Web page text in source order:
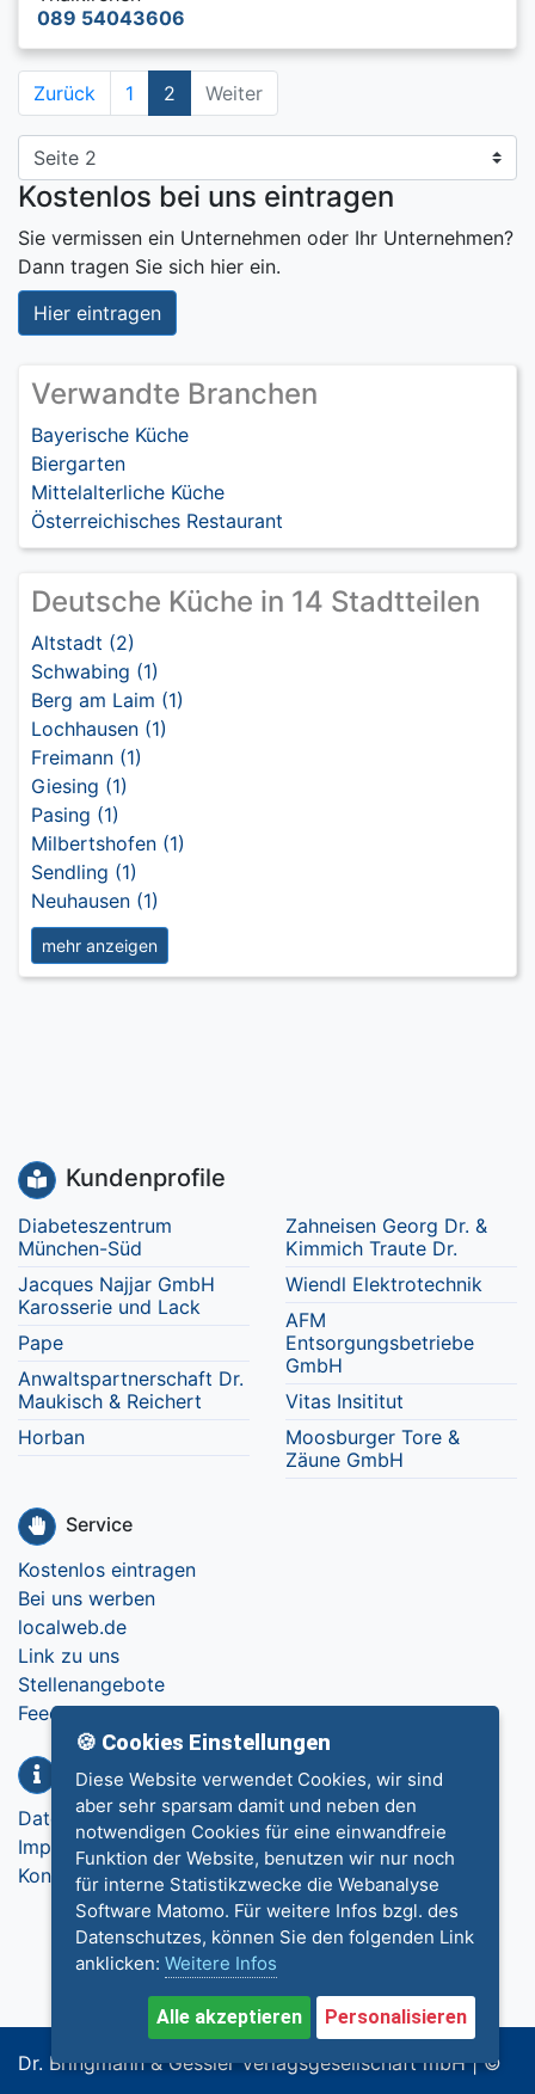
089 54043606
Zurück 1 2 Weiter
Kostenlos bei uns eintragen
Sie vermissen ein Unternehmen oder Ihr Unternehmen?
Dann tragen Sie sich hier ein.
Hier eintragen
Verwandte Branchen
Bayerische Küche
Biergarten
Mittelalterliche Küche
Österreichisches Restaurant
Deutsche Küche in 14 Stadtteilen
Altstadt (2)
Schwabing (1)
Berg am Laim (1)
Lochhausen (1)
Freimann (1)
Giesing (1)
Pasing (1)
Milbertshofen (1)
Sendling (1)
Neuhausen (1)
mehr anzeigen
Kundenprofile
Diabeteszentrum
München-Süd
Jacques Najjar GmbH
Karosserie und Lack
Pape
Anwaltspartnerschaft Dr.
Maukisch & Reichert
Horban
Zahneisen Georg Dr. &
Kimmich Traute Dr.
Wiendl Elektrotechnik
AFM
Entsorgungsbetriebe
GmbH
Vitas Insititut
Moosburger Tore &
Zäune GmbH
Service
Kostenlos eintragen
Bei uns werben
localweb.de
Link zu uns
Stellenangebote
Feedback
Info
Datenschutz
Impressum
Kontakt
Dr. Bringmann & Gessler Verlagsgesellschaft mbH | ©
🍪 Cookies Einstellungen
Diese Website verwendet Cookies, wir sind
aber sehr sparsam damit und neben den
notwendigen Cookies für eine einwandfreie
Funktion der Website, benutzen wir nur noch
für interne Statistikzwecke die Webanalyse
Software Matomo. Für weitere Infos bzgl. des
Datenschutzes, können Sie den folgenden Link
anklicken: Weitere Infos
Alle akzeptieren Personalisieren